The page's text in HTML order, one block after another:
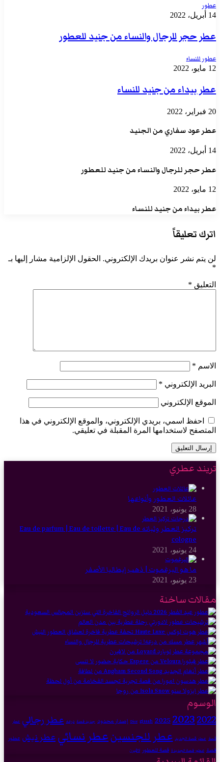
عطور
14 أبريل، 2022
عطر حجر للرجال والنساء من جنيد للعطور
عطور للنساء
12 مايو، 2022
عطر بيداء من جنيد للنساء
20 فبراير، 2022
عطر عود سفاري من الجنيد
14 أبريل، 2022
عطر حجر للرجال والنساء من جنيد للعطور
12 مايو، 2022
عطر بيداء من جنيد للنساء
اترك تعليقاً
لن يتم نشر عنوان بريدك الإلكتروني. الحقول الإلزامية مشار إليها بـ
*
التعليق *
الاسم *
البريد الإلكتروني *
الموقع الإلكتروني
احفظ اسمي، بريدي الإلكتروني، والموقع الإلكتروني في هذا
المتصفح لاستخدامها المرة المقبلة في تعليقي.
تريند عطري
عائلات العطور وأنواعها
28 يونيو، 2021
تركيز العطر وثباته Eau de parfum | Eau de toilette | Eau de
cologne
24 يونيو، 2021
ما هو البرغموت | ذهب إيطاليا الأصفر
23 يونيو، 2021
مقالات ساخنة
الوسوم
2022
2023
2025
Dior gissah إصدار محدود جديد قصة درعه عطر رجالي عطر
قصة عطر قصة الجديد عطر للجنسينعطر نسائيعطر نيش عطور
قصة عطور قصة الجديدة قصة للعطور لافيرن